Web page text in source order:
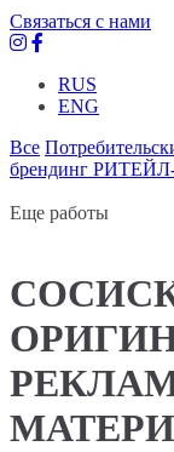
Связаться с нами
RUS
ENG
Все
брендинг
Еще работы